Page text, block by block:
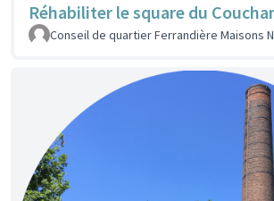
Réhabiliter le square du
Conseil de quartier Ferrandière Maisons